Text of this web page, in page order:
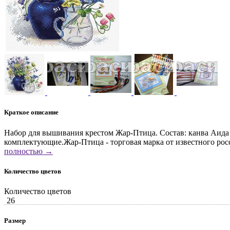
Краткое описание
Набор для вышивания крестом Жар-Птица. Состав: канва
комплектующие.Жар-Птица - торговая марка от известного
полностью →
Количество цветов
Количество цветов
26
Размер